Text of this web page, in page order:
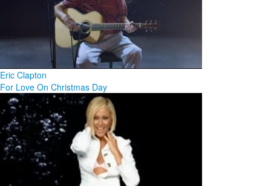
Eric Clapton
For Love On Christmas Day